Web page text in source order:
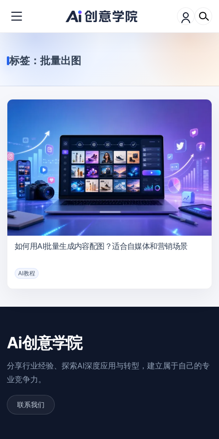
标签： 批量出图
如何用AI批量生成内容配图？适合自媒体和营销场景
AI教程
Ai创意学院
分享行业经验、探索AI深度应用与转型，建立属于自己的专
业竞争力。
联系我们